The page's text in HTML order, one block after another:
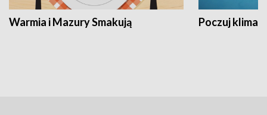
Warmia i Mazury Smakują Poczuj klimat